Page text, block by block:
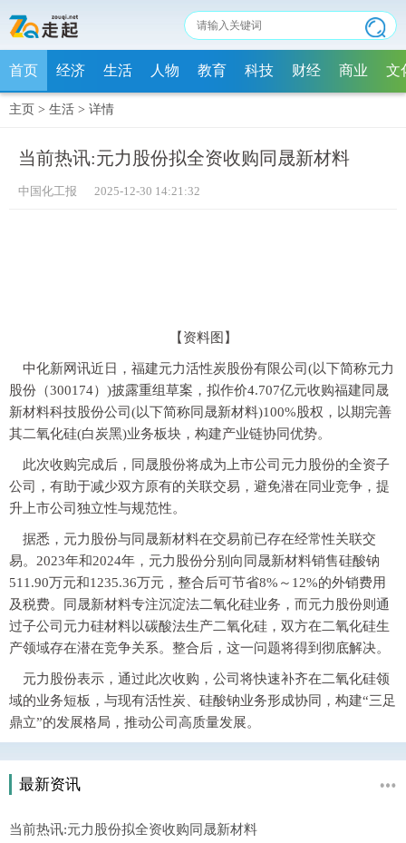
首页 经济 生活 人物 教育 科技 财经 商业 文
主页 > 生活 > 详情
当前热讯:元力股份拟全资收购同晟新材料
中国化工报 2025-12-30 14:21:32
【资料图】
中化新网讯近日，福建元力活性炭股份有限公司(以下简称元力
股份（300174）)披露重组草案，拟作价4.707亿元收购福建同晟
新材料科技股份公司(以下简称同晟新材料)100%股权，以期完善
其二氧化硅(白炭黑)业务板块，构建产业链协同优势。
此次收购完成后，同晟股份将成为上市公司元力股份的全资子
公司，有助于减少双方原有的关联交易，避免潜在同业竞争，提
升上市公司独立性与规范性。
据悉，元力股份与同晟新材料在交易前已存在经常性关联交
易。2023年和2024年，元力股份分别向同晟新材料销售硅酸钠
511.90万元和1235.36万元，整合后可节省8%～12%的外销费用
及税费。同晟新材料专注沉淀法二氧化硅业务，而元力股份则通
过子公司元力硅材料以碳酸法生产二氧化硅，双方在二氧化硅生
产领域存在潜在竞争关系。整合后，这一问题将得到彻底解决。
元力股份表示，通过此次收购，公司将快速补齐在二氧化硅领
域的业务短板，与现有活性炭、硅酸钠业务形成协同，构建“三足
鼎立”的发展格局，推动公司高质量发展。
最新资讯
当前热讯:元力股份拟全资收购同晟新材料